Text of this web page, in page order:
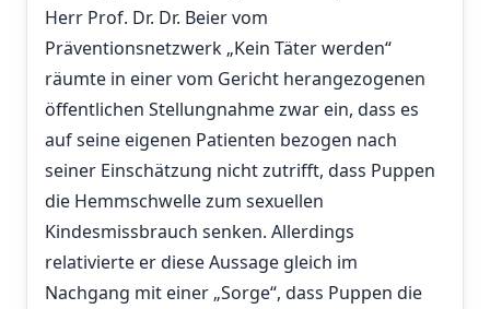
Herr Prof. Dr. Dr. Beier vom
Präventionsnetzwerk „Kein Täter werden“
räumte in einer vom Gericht herangezogenen
öffentlichen Stellungnahme zwar ein, dass es
auf seine eigenen Patienten bezogen nach
seiner Einschätzung nicht zutrifft, dass Puppen
die Hemmschwelle zum sexuellen
Kindesmissbrauch senken. Allerdings
relativierte er diese Aussage gleich im
Nachgang mit einer „Sorge“, dass Puppen die